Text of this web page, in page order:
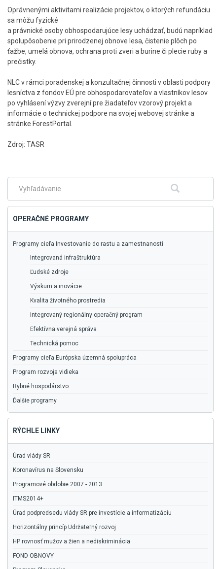
Oprávnenými aktivitami realizácie projektov, o ktorých refundáciu
sa môžu fyzické
a právnické osoby obhospodarujúce lesy uchádzať, budú napríklad
spolupôsobenie pri prirodzenej obnove lesa, čistenie plôch po
ťažbe, umelá obnova, ochrana proti zveri a burine či plecie ruby a
prečistky.
NLC v rámci poradenskej a konzultačnej činnosti v oblasti podpory
lesníctva z fondov EÚ pre obhospodarovateľov a vlastníkov lesov
po vyhlásení výzvy zverejní pre žiadateľov vzorový projekt a
informácie o technickej podpore na svojej webovej stránke a
stránke ForestPortal.
Zdroj: TASR
hlavné
menu
Fulltextové
Hľadať
OPERAČNÉ PROGRAMY
Programy cieľa Investovanie do rastu a zamestnanosti
Integrovaná infraštruktúra
Ľudské zdroje
Výskum a inovácie
Kvalita životného prostredia
Integrovaný regionálny operačný program
Efektívna verejná správa
Technická pomoc
Programy cieľa Európska územná spolupráca
Program rozvoja vidieka
Rybné hospodárstvo
Ďalšie programy
RÝCHLE LINKY
Úrad vlády SR
Koronavírus na Slovensku
Programové obdobie 2007 - 2013
ITMS2014+
Úrad podpredsedu vlády SR pre investície a informatizáciu
Horizontálny princíp Udržateľný rozvoj
HP rovnosť mužov a žien a nediskriminácia
FOND OBNOVY